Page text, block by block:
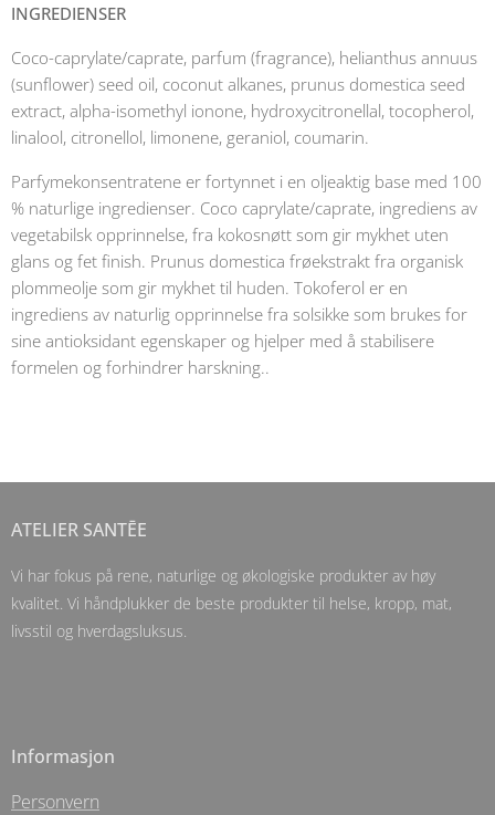
INGREDIENSER
Coco-caprylate/caprate, parfum (fragrance), helianthus annuus
(sunflower) seed oil, coconut alkanes, prunus domestica seed
extract, alpha-isomethyl ionone, hydroxycitronellal, tocopherol,
linalool, citronellol, limonene, geraniol, coumarin.
Parfymekonsentratene er fortynnet i en oljeaktig base med 100
% naturlige ingredienser. Coco caprylate/caprate, ingrediens av
vegetabilsk opprinnelse, fra kokosnøtt som gir mykhet uten
glans og fet finish. Prunus domestica frøekstrakt fra organisk
plommeolje som gir mykhet til huden. Tokoferol er en
ingrediens av naturlig opprinnelse fra solsikke som brukes for
sine antioksidant egenskaper og hjelper med å stabilisere
formelen og forhindrer harskning..
ATELIER SANTĒE
Vi har fokus på rene, naturlige og økologiske produkter av høy
kvalitet. Vi håndplukker de beste produkter til helse, kropp, mat,
livsstil og hverdagsluksus.
Informasjon
Personvern